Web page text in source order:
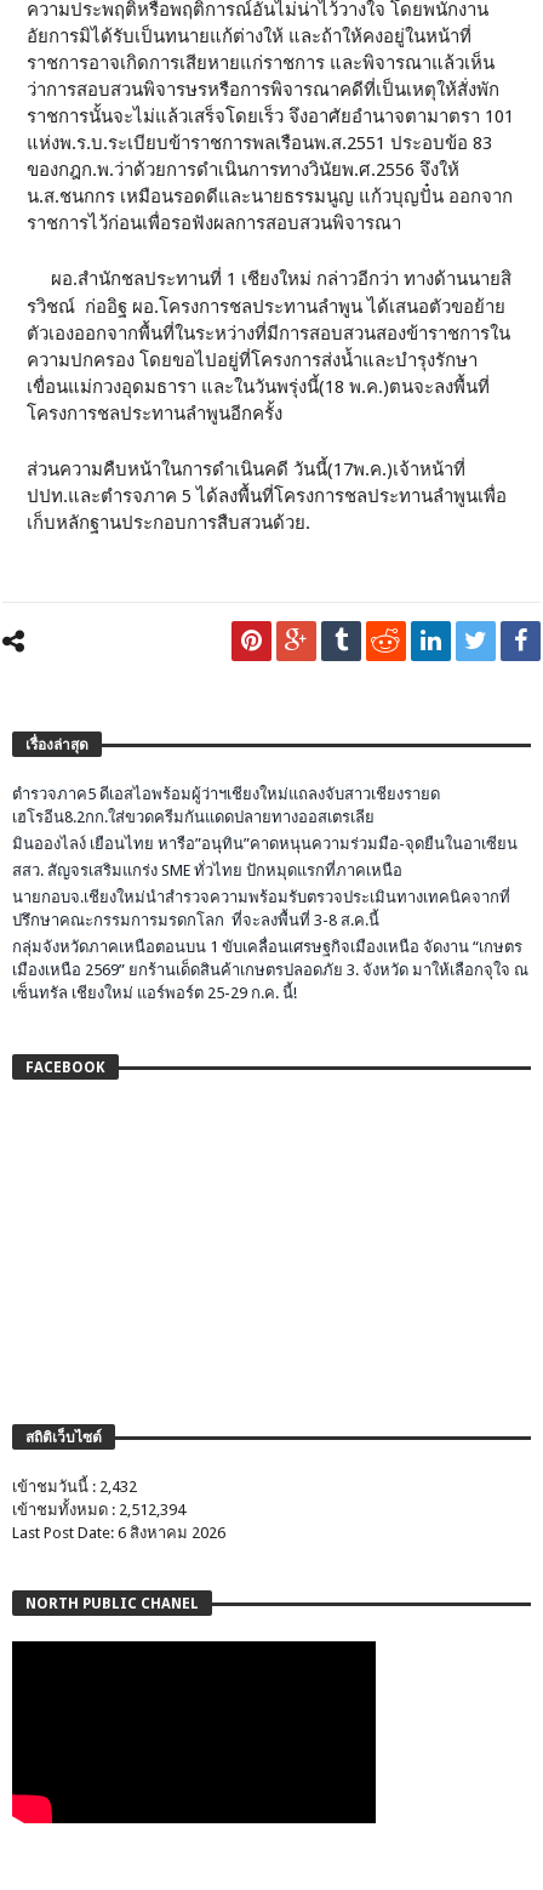
ความประพฤติหรือพฤติการณ์อันไม่น่าไว้วางใจ โดยพนักงาน
อัยการมิได้รับเป็นทนายแก้ต่างให้ และถ้าให้คงอยู่ในหน้าที่
ราชการอาจเกิดการเสียหายแก่ราชการ และพิจารณาแล้วเห็น
ว่าการสอบสวนพิจารษรหรือการพิจารณาคดีที่เป็นเหตุให้สั่งพัก
ราชการนั้นจะไม่แล้วเสร็จโดยเร็ว จึงอาศัยอำนาจตามาตรา 101
แห่งพ.ร.บ.ระเบียบข้าราชการพลเรือนพ.ส.2551 ประอบข้อ 83
ของกฎก.พ.ว่าด้วยการดำเนินการทางวินัยพ.ศ.2556 จึงให้
น.ส.ชนกกร เหมือนรอดดีและนายธรรมนูญ แก้วบุญปั๋น ออกจาก
ราชการไว้ก่อนเพื่อรอฟังผลการสอบสวนพิจารณา
ผอ.สำนักชลประทานที่ 1 เชียงใหม่ กล่าวอีกว่า ทางด้านนายสิ
รวิชณ์ ก่ออิฐ ผอ.โครงการชลประทานลำพูน ได้เสนอตัวขอย้าย
ตัวเองออกจากพื้นที่ในระหว่างที่มีการสอบสวนสองข้าราชการใน
ความปกครอง โดยขอไปอยู่ที่โครงการส่งน้ำและบำรุงรักษา
เขื่อนแม่กวงอุดมธารา และในวันพรุ่งนี้(18 พ.ค.)ตนจะลงพื้นที่
โครงการชลประทานลำพูนอีกครั้ง
ส่วนความคืบหน้าในการดำเนินคดี วันนี้(17พ.ค.)เจ้าหน้าที่
ปปท.และตำรจภาค 5 ได้ลงพื้นที่โครงการชลประทานลำพูนเพื่อ
เก็บหลักฐานประกอบการสืบสวนด้วย.
เรื่องล่าสุด
ตำรวจภาค5 ดีเอสไอพร้อมผู้ว่าฯเชียงใหม่แถลงจับสาวเชียงรายด
เฮโรอีน8.2กก.ใส่ขวดครีมกันแดดปลายทางออสเตรเลีย
มินอองไลง์ เยือนไทย หารือ”อนุทิน”คาดหนุนความร่วมมือ-จุดยืนในอาเซียน
สสว. สัญจรเสริมแกร่ง SME ทั่วไทย ปักหมุดแรกที่ภาคเหนือ
นายกอบจ.เชียงใหม่นำสำรวจความพร้อมรับตรวจประเมินทางเทคนิคจากที่
ปรึกษาคณะกรรมการมรดกโลก ที่จะลงพื้นที่ 3-8 ส.ค.นี้
กลุ่มจังหวัดภาคเหนือตอนบน 1 ขับเคลื่อนเศรษฐกิจเมืองเหนือ จัดงาน “เกษตร
เมืองเหนือ 2569” ยกร้านเด็ดสินค้าเกษตรปลอดภัย 3. จังหวัด มาให้เลือกจุใจ ณ
เซ็นทรัล เชียงใหม่ แอร์พอร์ต 25-29 ก.ค. นี้!
FACEBOOK
สถิติเว็บไซต์
เข้าชมวันนี้ : 2,432
เข้าชมทั้งหมด : 2,512,394
Last Post Date: 6 สิงหาคม 2026
NORTH PUBLIC CHANEL